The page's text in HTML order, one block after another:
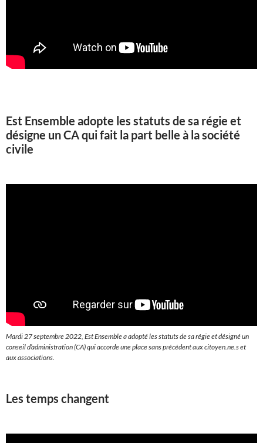
Est Ensemble adopte les statuts de sa régie et
désigne un CA qui fait la part belle à la société
civile
Mardi 27 septembre 2022, Est Ensemble a adopté les statuts de sa régie et désigné un
conseil d’administration (CA) qui accorde une place sans précédent aux citoyen.ne.s et
aux associations.
Les temps changent